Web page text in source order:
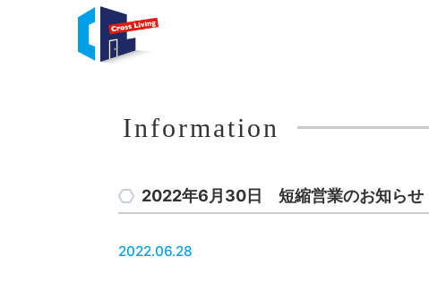
Information
2022年6月30日 短縮営業のお知らせ
2022.06.28